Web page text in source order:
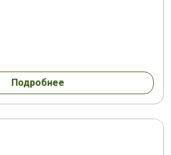
Подробнее